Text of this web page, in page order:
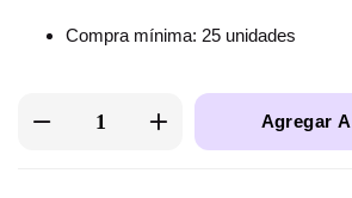
Compra mínima: 25 unidades
Agregar